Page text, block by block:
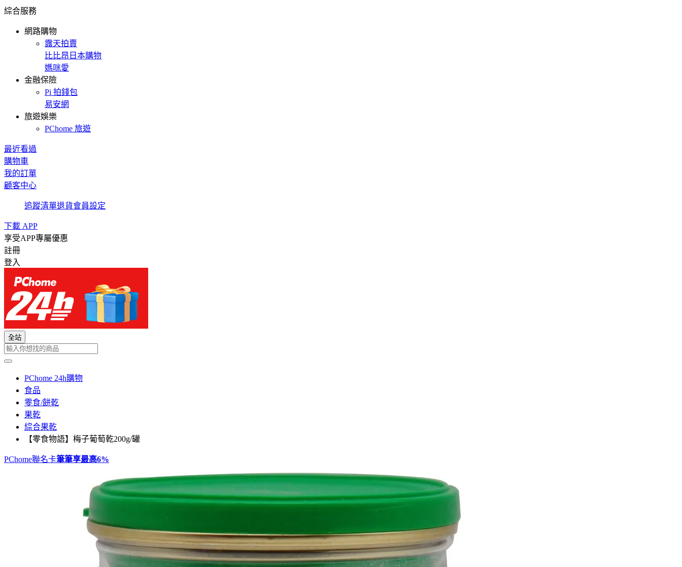
綜合服務
網路購物
露天拍賣
比比昂日本購物
媽咪愛
金融保險
Pi 拍錢包
易安網
旅遊娛樂
PChome 旅遊
最近看過
購物車
我的訂單
顧客中心
追蹤清單退貨會員設定
下載 APP
享受APP專屬優惠
註冊
登入
全站
PChome 24h購物
食品
零食/餅乾
果乾
綜合果乾
【零食物語】梅子葡萄乾200g/罐
PChome聯名卡筆筆享最高6%